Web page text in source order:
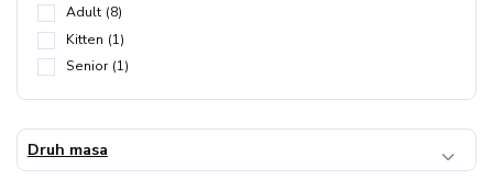
Adult (8)
Kitten (1)
Senior (1)
Druh masa